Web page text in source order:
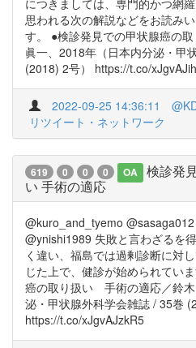
につきましては、専門的かつ網
思われる次の解説などをお読み
す。 ●検診発見での甲状腺癌の
眞一、2018年（日本内分泌・甲
(2018) 2号） https://t.co/
2022-09-25 14:36:11
リツイート・ネットワーク
619 0 0 0 OA
検診発
い 手術の適応
@kuro_and_tyemo
@ynishi1989 失敗と言わざるを
く違い、福島では過剰診断に対
じた上で、健診が始められてい
癌の取り扱い 手術の適応／鈴
泌・甲状腺外科学会雑誌 / 35巻
https://t.co/xJgvAJzkR5